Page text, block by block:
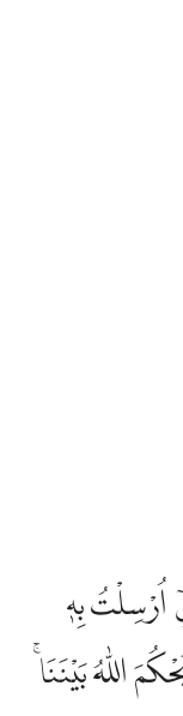
اُرْسِلْتُ بِهٖ
اللّٰهُ بَيْنَنَاۚ